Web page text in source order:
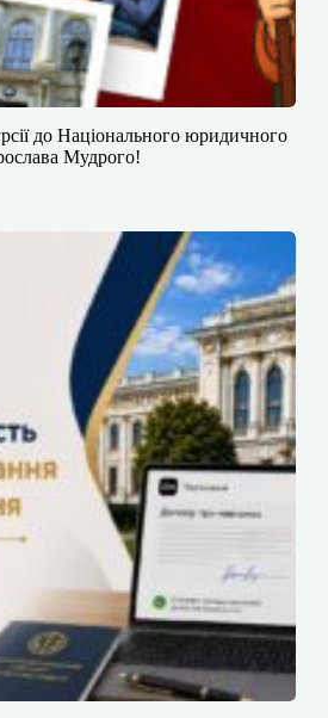
до Національного юридичного
Мудрого!